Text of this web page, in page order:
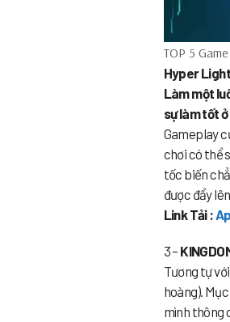
TOP 5
Hyper
Làm một
sự làm tốt
Gameplay
chơi có thể
tốc biến
được đẩy
Link Tải :
3 –
Tương tự
hoàng).
mình thông